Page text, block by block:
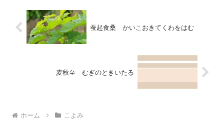
蚕起食桑 かいこおきてくわをはむ
麦秋至 むぎのときいたる
ホーム こよみ